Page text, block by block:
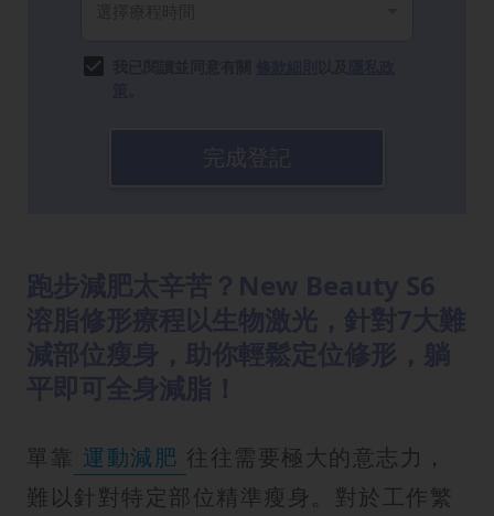
單靠 運動減肥 往往需要極大的意志力，
難以針對特定部位精準瘦身。對於工作繁